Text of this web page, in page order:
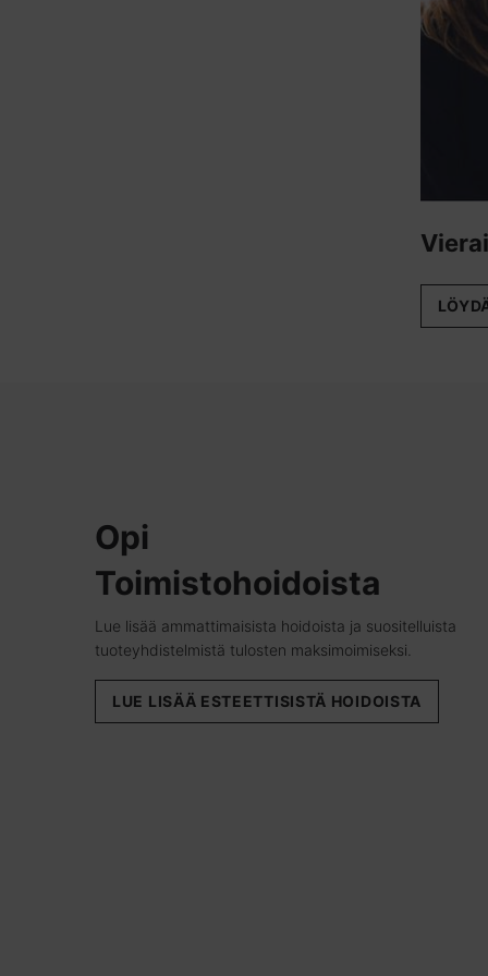
Opi
Toimistohoidoista
Lue lisää ammattimaisista hoidoista ja suositelluista
tuoteyhdistelmistä tulosten maksimoimiseksi.
LUE LISÄÄ ESTEETTISISTÄ HOIDOISTA